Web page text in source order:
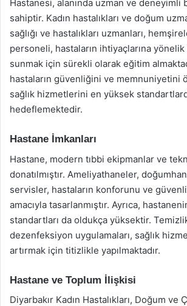
Hastanesi, alanında uzman ve deneyimli
sahiptir. Kadın hastalıkları ve doğum
sağlığı ve hastalıkları uzmanları,
personeli, hastaların ihtiyaçlarına
sunmak için sürekli olarak eğitim
hastaların güvenliğini ve memnuniyetini
sağlık hizmetlerini en yüksek
hedeflemektedir.
Hastane İmkanları
Hastane, modern tıbbi ekipmanlar ve
donatılmıştır. Ameliyathaneler,
servisler, hastaların konforunu ve
amacıyla tasarlanmıştır. Ayrıca,
standartları da oldukça yüksektir.
dezenfeksiyon uygulamaları, sağlık
artırmak için titizlikle yapılmaktadır.
Hastane ve Toplum İlişkisi
Diyarbakır Kadın Hastalıkları, Doğum ve